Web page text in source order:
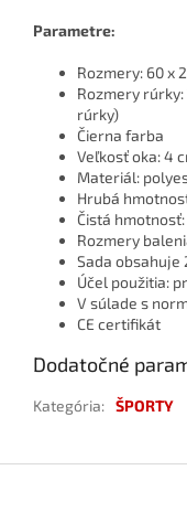
Parametre:
Rozmery: 60 x
Rozmery
rúrky)
Čierna farba
Veľkosť oka: 4
Materiál:
Hrubá
Čistá hmotnosť:
Rozmery
Sada obsahuje
Účel použitia:
V súlade s
CE certifikát
Dodatočné
Kategória: ŠPORTY